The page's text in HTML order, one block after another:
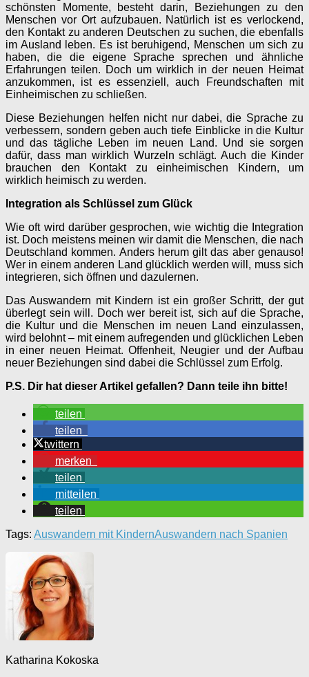
schönsten Momente, besteht darin, Beziehungen zu den
Menschen vor Ort aufzubauen. Natürlich ist es verlockend,
den Kontakt zu anderen Deutschen zu suchen, die ebenfalls
im Ausland leben. Es ist beruhigend, Menschen um sich zu
haben, die die eigene Sprache sprechen und ähnliche
Erfahrungen teilen. Doch um wirklich in der neuen Heimat
anzukommen, ist es essenziell, auch Freundschaften mit
Einheimischen zu schließen.
Diese Beziehungen helfen nicht nur dabei, die Sprache zu
verbessern, sondern geben auch tiefe Einblicke in die Kultur
und das tägliche Leben im neuen Land. Und sie sorgen
dafür, dass man wirklich Wurzeln schlägt. Auch die Kinder
brauchen den Kontakt zu einheimischen Kindern, um
wirklich heimisch zu werden.
Integration als Schlüssel zum Glück
Wie oft wird darüber gesprochen, wie wichtig die Integration
ist. Doch meistens meinen wir damit die Menschen, die nach
Deutschland kommen. Anders herum gilt das aber genauso!
Wer in einem anderen Land glücklich werden will, muss sich
integrieren, sich öffnen und dazulernen.
Das Auswandern mit Kindern ist ein großer Schritt, der gut
überlegt sein will. Doch wer bereit ist, sich auf die Sprache,
die Kultur und die Menschen im neuen Land einzulassen,
wird belohnt – mit einem aufregenden und glücklichen Leben
in einer neuen Heimat. Offenheit, Neugier und der Aufbau
neuer Beziehungen sind dabei die Schlüssel zum Erfolg.
P.S. Dir hat dieser Artikel gefallen? Dann teile ihn bitte!
teilen
teilen
twittern
merken
teilen
mitteilen
teilen
Tags: Auswandern mit KindernAuswandern nach Spanien
Katharina Kokoska